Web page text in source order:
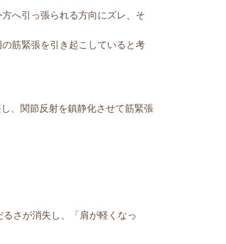
へ引っ張られる方向にズレ、そ
筋緊張を引き起こしていると考
、関節反射を鎮静化させて筋緊張
さが消失し、「肩が軽くなっ